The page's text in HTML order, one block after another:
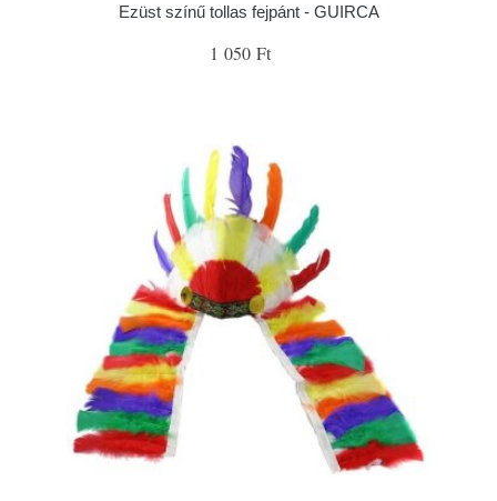
Ezüst színű tollas fejpánt - GUIRCA
1 050 Ft